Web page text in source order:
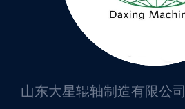
山东大星辊轴制造有限公司